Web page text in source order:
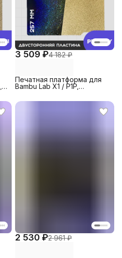
3 509 ₽4 182 ₽
Печатная платформа для
Bambu Lab X1 / P1P,
2 530 ₽2 961 ₽